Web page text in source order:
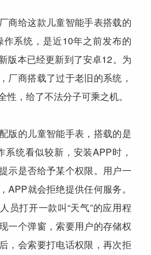
商给这款儿童智能手表搭载的
作系统，是近10年之前发布的
版本已经更新到了安卓12。为
厂商搭载了过于老旧的系统，
性，给了不法分子可乘之机。
版的儿童智能手表，搭载的是
系统看似较新，安装APP时，
示是否给予某个权限。用户一
APP就会拒绝提供任何服务。
员打开一款叫“天气”的应用程
一个弹窗，索要用户的存储权
，会索要打电话权限，再次拒